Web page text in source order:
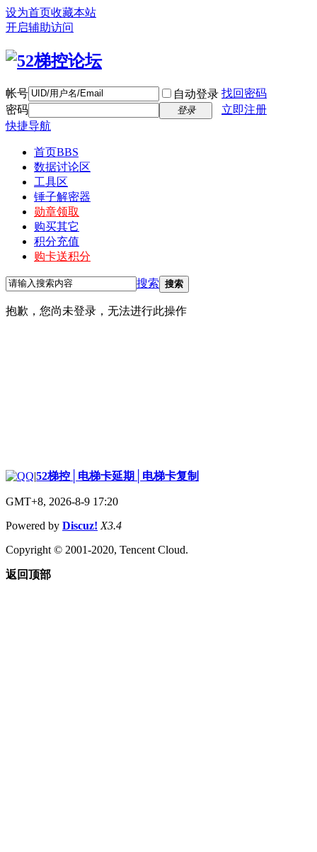
设为首页收藏本站
开启辅助访问
帐号 自动登录 找回密码
密码
登录
立即注册
快捷导航
首页BBS
数据讨论区
工具区
锤子解密器
勋章领取
购买其它
积分充值
购卡送积分
搜索 搜索
抱歉，您尚未登录，无法进行此操作
|52梯控│电梯卡延期│电梯卡复制
GMT+8, 2026-8-9 17:20
Powered by Discuz! X3.4
Copyright © 2001-2020, Tencent Cloud.
返回顶部